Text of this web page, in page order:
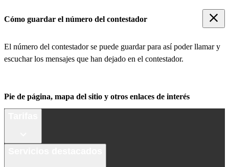
Cómo guardar el número del contestador
El número del contestador se puede guardar para así poder llamar y
escuchar los mensajes que han dejado en el contestador.
Pie de página, mapa del sitio y otros enlaces de interés